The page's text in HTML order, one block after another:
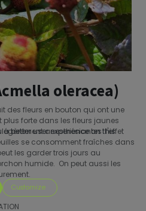
oleracea)
des fleurs en bouton qui ont une
forte dans les fleurs jaunes
légèrement anesthésiantes l'effet
se consomment fraîches dans
les garder trois jours au
humide. On peut aussi les
better user experience on this
Customize